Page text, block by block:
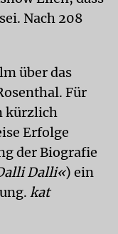
Nach 208
über das
Für
kürzlich
Erfolge
der Biografie
Dalli«) ein
kat